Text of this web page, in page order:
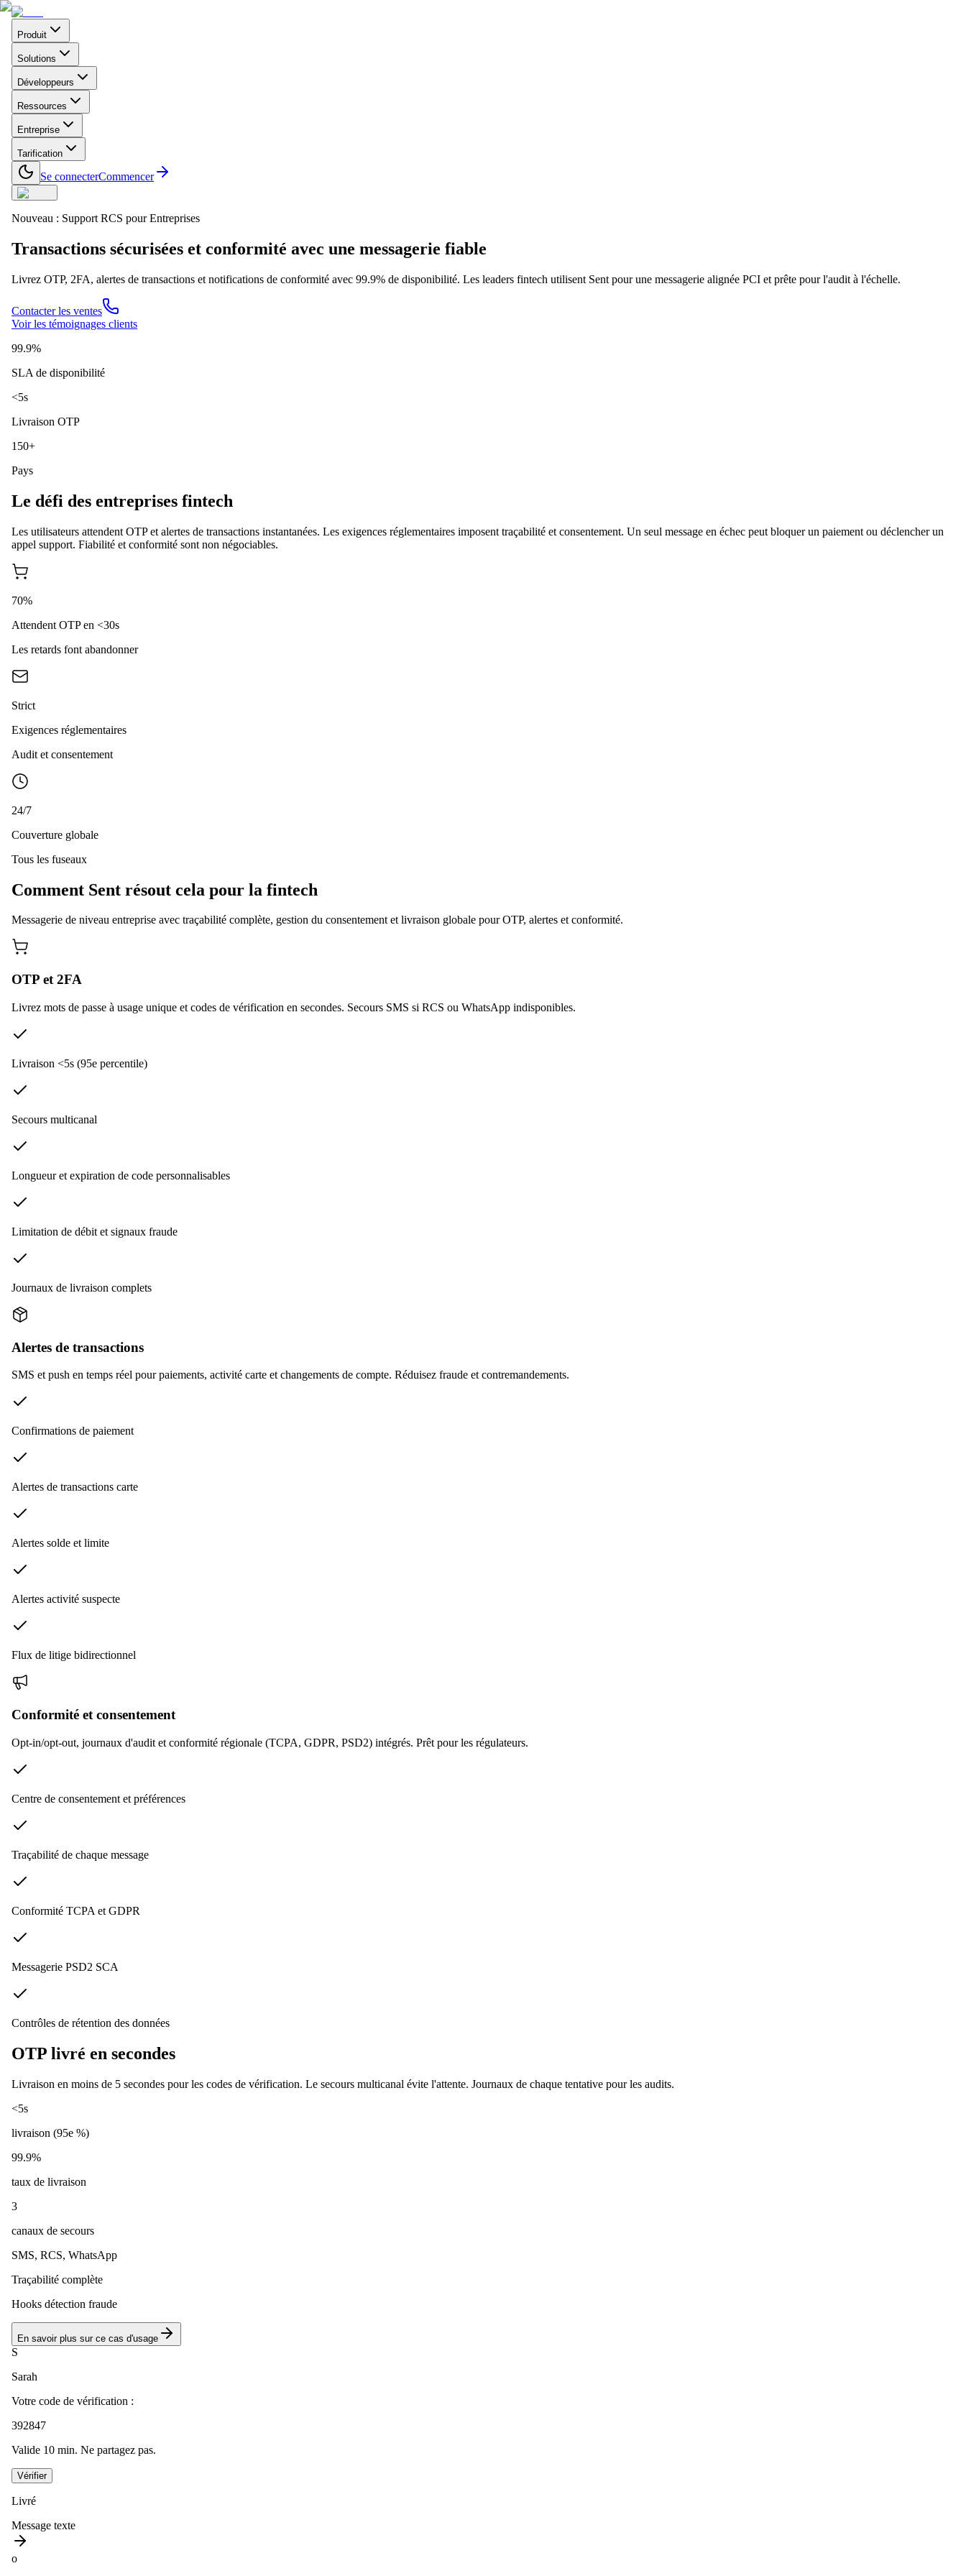
Produit
Solutions
Développeurs
Ressources
Entreprise
Tarification
Se connecterCommencer
Nouveau : Support RCS pour Entreprises
Transactions sécurisées et conformité avec une messagerie fiable
Livrez OTP, 2FA, alertes de transactions et notifications de conformité avec 99.9% de disponibilité. Les leaders fintech utilisent Sent pour une messagerie alignée PCI et prête pour l'audit à l'échelle.
Contacter les ventes
Voir les témoignages clients
99.9%
SLA de disponibilité
<5s
Livraison OTP
150+
Pays
Le défi des entreprises fintech
Les utilisateurs attendent OTP et alertes de transactions instantanées. Les exigences réglementaires imposent traçabilité et consentement. Un seul message en échec peut bloquer un paiement ou déclencher un
appel support. Fiabilité et conformité sont non négociables.
70%
Attendent OTP en <30s
Les retards font abandonner
Strict
Exigences réglementaires
Audit et consentement
24/7
Couverture globale
Tous les fuseaux
Comment Sent résout cela pour la fintech
Messagerie de niveau entreprise avec traçabilité complète, gestion du consentement et livraison globale pour OTP, alertes et conformité.
OTP et 2FA
Livrez mots de passe à usage unique et codes de vérification en secondes. Secours SMS si RCS ou WhatsApp indisponibles.
Livraison <5s (95e percentile)
Secours multicanal
Longueur et expiration de code personnalisables
Limitation de débit et signaux fraude
Journaux de livraison complets
Alertes de transactions
SMS et push en temps réel pour paiements, activité carte et changements de compte. Réduisez fraude et contremandements.
Confirmations de paiement
Alertes de transactions carte
Alertes solde et limite
Alertes activité suspecte
Flux de litige bidirectionnel
Conformité et consentement
Opt-in/opt-out, journaux d'audit et conformité régionale (TCPA, GDPR, PSD2) intégrés. Prêt pour les régulateurs.
Centre de consentement et préférences
Traçabilité de chaque message
Conformité TCPA et GDPR
Messagerie PSD2 SCA
Contrôles de rétention des données
OTP livré en secondes
Livraison en moins de 5 secondes pour les codes de vérification. Le secours multicanal évite l'attente. Journaux de chaque tentative pour les audits.
<5s
livraison (95e %)
99.9%
taux de livraison
3
canaux de secours
SMS, RCS, WhatsApp
Traçabilité complète
Hooks détection fraude
En savoir plus sur ce cas d'usage
S
Sarah
Votre code de vérification :
392847
Valide 10 min. Ne partagez pas.
Vérifier
Livré
Message texte
o